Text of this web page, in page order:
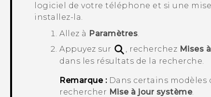
logiciel de votre téléphone et si une
installez-la.
Allez à Paramètres
Appuyez sur
, recherchez Mises
dans les résultats de la recherche.
Remarque :Dans certains modèles
rechercher Mise à jour système.